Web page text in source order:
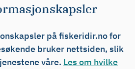
på fiskeridir.no for
bruker nettsiden, slik
våre. Les om hvilke